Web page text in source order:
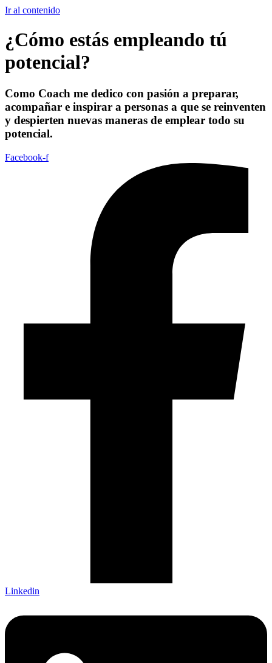
Ir al contenido
¿Cómo estás empleando tú
potencial?
Como Coach me dedico con pasión a preparar,
acompañar e inspirar a personas a que se reinventen
y despierten nuevas maneras de emplear todo su
potencial.
Facebook-f
Linkedin